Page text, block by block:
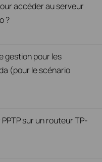
accéder au serveur
?
gestion pour les
(pour le scénario
sur un routeur TP-